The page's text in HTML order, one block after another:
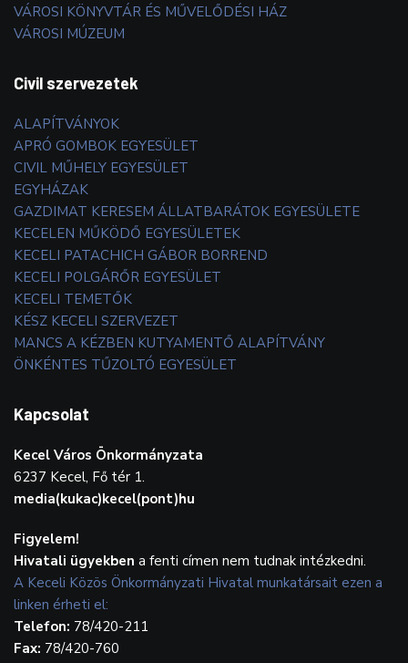
VÁROSI KÖNYVTÁR ÉS MŰVELŐDÉSI HÁZ
VÁROSI MÚZEUM
Civil szervezetek
ALAPÍTVÁNYOK
APRÓ GOMBOK EGYESÜLET
CIVIL MŰHELY EGYESÜLET
EGYHÁZAK
GAZDIMAT KERESEM ÁLLATBARÁTOK EGYESÜLETE
KECELEN MŰKÖDŐ EGYESÜLETEK
KECELI PATACHICH GÁBOR BORREND
KECELI POLGÁRŐR EGYESÜLET
KECELI TEMETŐK
KÉSZ KECELI SZERVEZET
MANCS A KÉZBEN KUTYAMENTŐ ALAPÍTVÁNY
ÖNKÉNTES TŰZOLTÓ EGYESÜLET
Kapcsolat
Kecel Város Önkormányzata
6237 Kecel, Fő tér 1.
media(kukac)kecel(pont)hu
Figyelem!
Hivatali ügyekben a fenti címen nem tudnak intézkedni.
A Keceli Közös Önkormányzati Hivatal munkatársait ezen a
linken érheti el:
Telefon: 78/420-211
Fax: 78/420-760